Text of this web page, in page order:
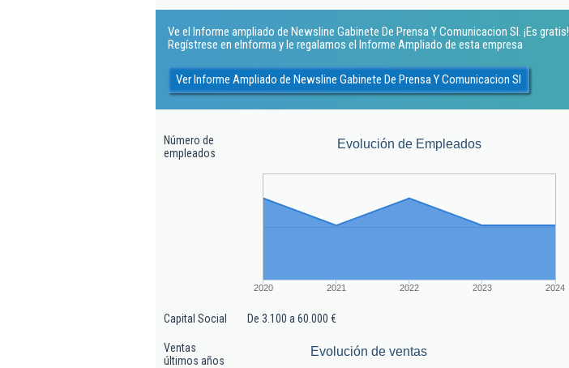
Ve el Informe ampliado de Newsline Gabinete De Prensa Y Comunicacion Sl. ¡Es gratis!
Regístrese en eInforma y le regalamos el Informe Ampliado de esta empresa
Ver Informe Ampliado de Newsline Gabinete De Prensa Y Comunicacion Sl
Número de
empleados
Evolución de Empleados
2020 2021 2022 2023 2024
Capital Social De 3.100 a 60.000 €
Ventas
últimos años
Evolución de ventas